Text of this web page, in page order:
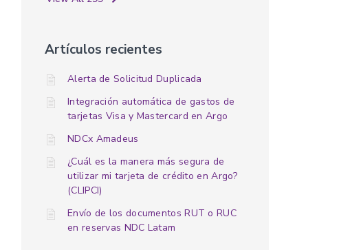
Artículos recientes
Alerta de Solicitud Duplicada
Integración automática de gastos de
tarjetas Visa y Mastercard en Argo
NDCx Amadeus
¿Cuál es la manera más segura de
utilizar mi tarjeta de crédito en Argo?
(CLIPCI)
Envío de los documentos RUT o RUC
en reservas NDC Latam